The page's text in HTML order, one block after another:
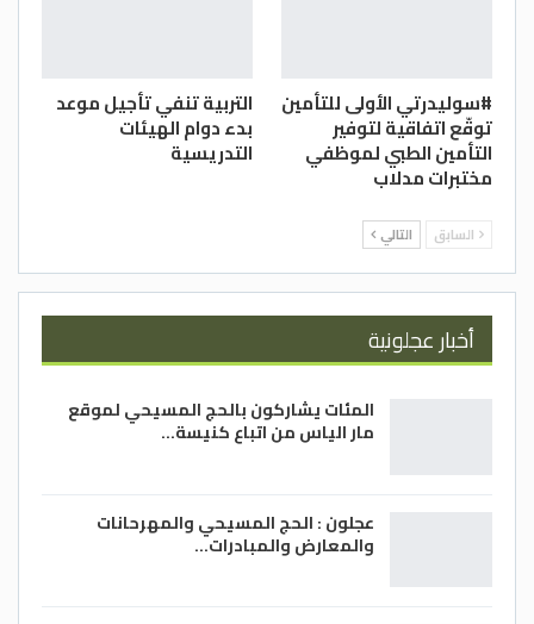
#سوليدرتي الأولى للتأمين
توقّع اتفاقية لتوفير
التأمين الطبي لموظفي
مختبرات مدلاب
التربية تنفي تأجيل موعد
بدء دوام الهيئات
التدريسية
السابق التالي
أخبار عجلونية
المئات يشاركون بالحج المسيحي لموقع
مار الياس من اتباع كنيسة…
عجلون : الحج المسيحي والمهرحانات
والمعارض والمبادرات…